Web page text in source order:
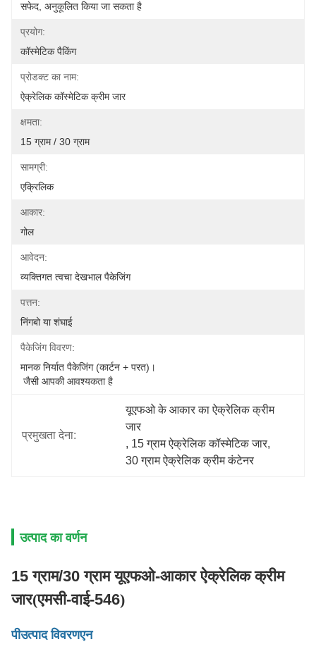
सफेद, अनुकूलित किया जा सकता है
प्रयोग:
कॉस्मेटिक पैकिंग
प्रोडक्ट का नाम:
ऐक्रेलिक कॉस्मेटिक क्रीम जार
क्षमता:
15 ग्राम / 30 ग्राम
सामग्री:
एक्रिलिक
आकार:
गोल
आवेदन:
व्यक्तिगत त्वचा देखभाल पैकेजिंग
पत्तन:
निंगबो या शंघाई
पैकेजिंग विवरण:
मानक निर्यात पैकेजिंग (कार्टन + परत)।
जैसी आपकी आवश्यकता है
प्रमुखता देना:
यूएफओ के आकार का ऐक्रेलिक क्रीम
जार
, 15 ग्राम ऐक्रेलिक कॉस्मेटिक जार,
30 ग्राम ऐक्रेलिक क्रीम कंटेनर
उत्पाद का वर्णन
15 ग्राम/30 ग्राम यूएफओ-आकार ऐक्रेलिक क्रीम
जार(एमसी-वाई-546)
पीउत्पाद विवरणएन